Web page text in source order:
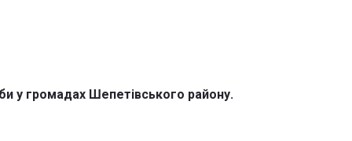
у громадах Шепетівського району.